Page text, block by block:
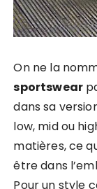
On ne la
sportswear
dans sa
low, mid ou
matières, ce
être dans
Pour un style